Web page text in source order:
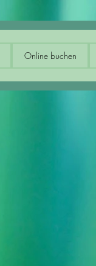
Online buchen